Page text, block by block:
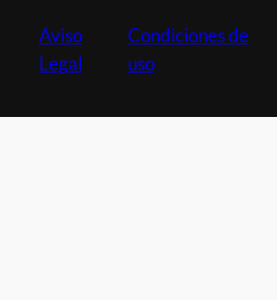
Aviso
Legal
Condiciones de
uso